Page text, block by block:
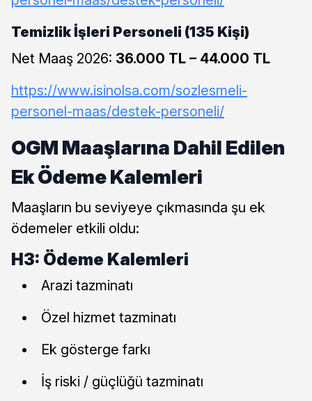
Temizlik İşleri Personeli (135 Kişi)
Net Maaş 2026: 36.000 TL – 44.000 TL
https://www.isinolsa.com/sozlesmeli-
personel-maas/destek-personeli/
OGM Maaşlarına Dahil Edilen
Ek Ödeme Kalemleri
Maaşların bu seviyeye çıkmasında şu ek
ödemeler etkili oldu:
H3: Ödeme Kalemleri
Arazi tazminatı
Özel hizmet tazminatı
Ek gösterge farkı
İş riski / güçlüğü tazminatı